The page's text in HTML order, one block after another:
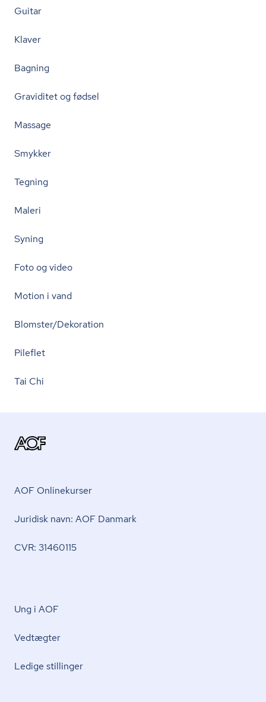
Guitar
Klaver
Bagning
Graviditet og fødsel
Massage
Smykker
Tegning
Maleri
Syning
Foto og video
Motion i vand
Blomster/Dekoration
Pileflet
Tai Chi
AOF Onlinekurser
Juridisk navn: AOF Danmark
CVR: 31460115
Ung i AOF
Vedtægter
Ledige stillinger